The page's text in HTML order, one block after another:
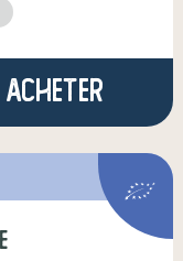
Acheter